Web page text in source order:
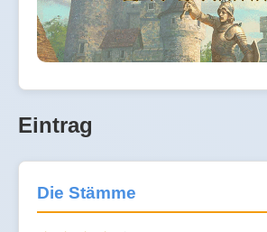
Eintrag
Die Stämme